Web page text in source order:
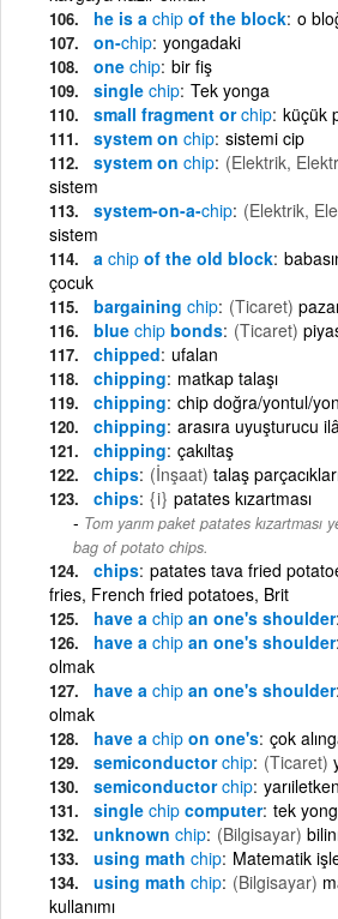
he is a chip of the block o
on-chip yongadaki
one chip bir fiş
single chip Tek yonga
small fragment orchip küçük
system on chip sistemi cip
system on chip (Elektrik,
sistem
system-on-a-chip (Elektrik,
sistem
a chip of the old block
çocuk
bargaining chip (Ticaret)
blue chip bonds (Ticaret)
chipped ufalan
chipping matkap talaşı
chipping chip doğra/yontul/
chipping arasıra uyuşturucu
chipping çakıltaş
chips (İnşaat) talaş
chips {i} patates kızartması
Tom yarım paket patates kızartması
bag of potato chips.
chips patates tava fried
fries, French fried potatoes, Brit
have a chip an one's shoulder
have a chip an one's shoulder
olmak
have a chip an one's shoulder
olmak
have a chip on one's çok
semiconductorchip (Ticaret)
semiconductorchip
single chip computer tek
unknown chip (Bilgisayar)
using math chip Matematik
using math chip (Bilgisayar)
kullanımı